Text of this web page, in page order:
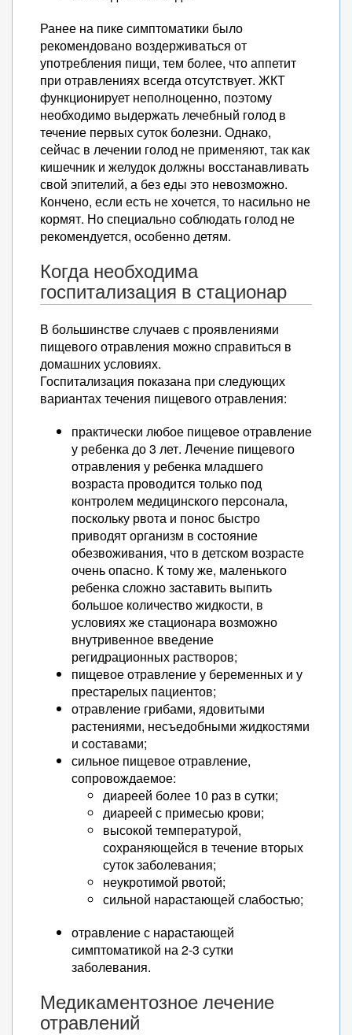
Ранее на пике симптоматики было
рекомендовано воздерживаться от
употребления пищи, тем более, что аппетит
при отравлениях всегда отсутствует. ЖКТ
функционирует неполноценно, поэтому
необходимо выдержать лечебный голод в
течение первых суток болезни. Однако,
сейчас в лечении голод не применяют, так как
кишечник и желудок должны восстанавливать
свой эпителий, а без еды это невозможно.
Кончено, если есть не хочется, то насильно не
кормят. Но специально соблюдать голод не
рекомендуется, особенно детям.
Когда необходима
госпитализация в стационар
В большинстве случаев с проявлениями
пищевого отравления можно справиться в
домашних условиях.
Госпитализация показана при следующих
вариантах течения пищевого отравления:
практически любое пищевое отравление
у ребенка до 3 лет. Лечение пищевого
отравления у ребенка младшего
возраста проводится только под
контролем медицинского персонала,
поскольку рвота и понос быстро
приводят организм в состояние
обезвоживания, что в детском возрасте
очень опасно. К тому же, маленького
ребенка сложно заставить выпить
большое количество жидкости, в
условиях же стационара возможно
внутривенное введение
регидрационных растворов;
пищевое отравление у беременных и у
престарелых пациентов;
отравление грибами, ядовитыми
растениями, несъедобными жидкостями
и составами;
сильное пищевое отравление,
сопровождаемое:
диареей более 10 раз в сутки;
диареей с примесью крови;
высокой температурой,
сохраняющейся в течение вторых
суток заболевания;
неукротимой рвотой;
сильной нарастающей слабостью;
отравление с нарастающей
симптоматикой на 2-3 сутки
заболевания.
Медикаментозное лечение
отравлений